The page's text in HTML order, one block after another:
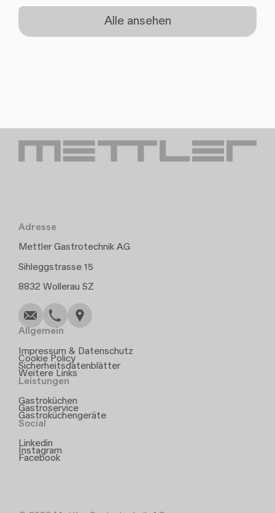
Alle ansehen
Adresse
Mettler Gastrotechnik AG
Sihleggstrasse 15
8832 Wollerau SZ
Kopieren
Anrufen
Allgemein
Impressum & Datenschutz
Cookie Policy
Sicherheitsdatenblätter
Weitere Links
Leistungen
Gastroküchen
Gastroservice
Gastroküchengeräte
Social
Linkedin
Instagram
Facebook